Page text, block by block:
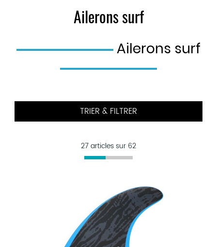
Ailerons surf
Ailerons surf
TRIER & FILTRER
27 articles sur 62